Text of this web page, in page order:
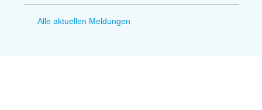
Alle aktuellen Meldungen